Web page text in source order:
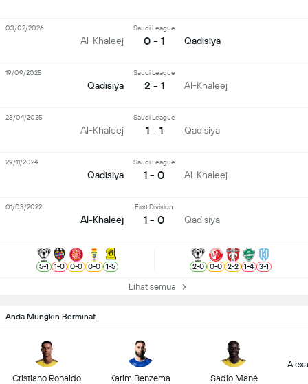
Al-Khaleej
Saudi League
0 - 1 Qadisiya
03/02/2026
Qadisiya
Saudi League
2 - 1 Al-Khaleej
19/09/2025
Al-Khaleej
Saudi League
1 - 1 Qadisiya
23/04/2025
Qadisiya
Saudi League
1 - 0 Al-Khaleej
29/11/2024
Al-Khaleej
First Division
1 - 0 Qadisiya
01/03/2022
5-1 1-0 0-0 0-0 1-5 2-0 0-0 2-2 1-4 3-1
Lihat semua
Anda Mungkin Berminat
Cristiano Ronaldo Karim Benzema Sadio Mané